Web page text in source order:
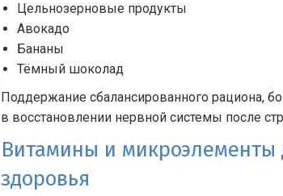
Цельнозерновые продукты
Авокадо
Бананы
Тёмный шоколад
Поддержание сбалансированного рациона,
в восстановлении нервной системы после
Витамины и микроэлементы
здоровья